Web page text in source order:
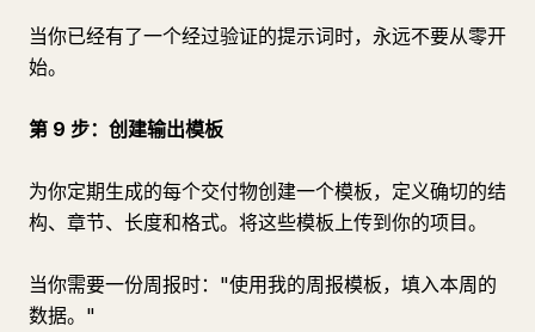
当你已经有了一个经过验证的提示词时，永远不要从零开
始。
第 9 步：创建输出模板
为你定期生成的每个交付物创建一个模板，定义确切的结
构、章节、长度和格式。将这些模板上传到你的项目。
当你需要一份周报时："使用我的周报模板，填入本周的
数据。"